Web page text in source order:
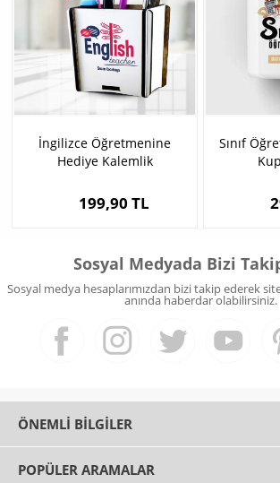
İngilizce Öğretmenine
Hediye Kalemlik
199,90 TL
Sınıf
Sosyal Medyada Bizi
Sosyal medya hesaplarımızdan bizi takip ederek
anında haberdar olabilirsiniz.
ÖNEMLI BILGILER
POPÜLER ARAMALAR